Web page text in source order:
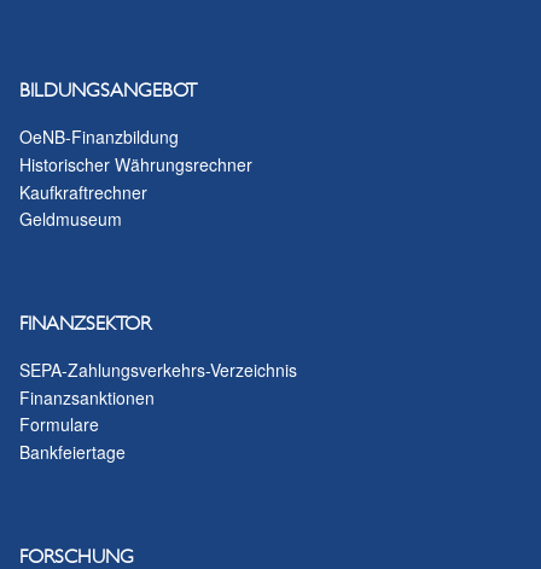
BILDUNGSANGEBOT
OeNB-Finanzbildung
Historischer Währungsrechner
Kaufkraftrechner
Geldmuseum
FINANZSEKTOR
SEPA-Zahlungsverkehrs-Verzeichnis
Finanzsanktionen
Formulare
Bankfeiertage
FORSCHUNG